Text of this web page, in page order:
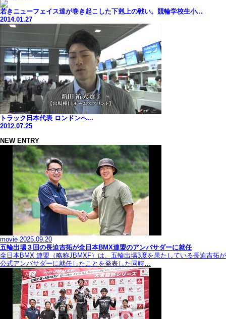
若きニューフェイス達が巻き起こした下剋上の戦い。競輪学校生小...
2014.01.27
トラック日本代表 ロンドンへ...
2012.07.25
NEW ENTRY
movie 2025.09.20
五輪出場３回の長迫吉拓が全日本BMX連盟のアンバサダーに就任
全日本BMX 連盟（略称JBMXF）は、五輪出場3度を果たしている長迫吉拓が
公式アンバサダーに就任したことを発表した同時…